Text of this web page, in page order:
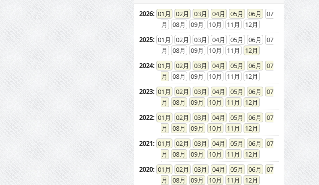
2026: 01 02 03 04 05 06
07
08
09 10 11
12
2025: 01 02 03 04 05 06
07
08
09 10 11
12
2024: 01 02 03 04 05 06
07
08
09 10 11
12
2023: 01 02 03 04 05 06
07
08
09 10 11
12
2022: 01 02 03 04 05 06
07
08
09 10 11
12
2021: 01 02 03 04 05 06
07
08
09 10 11
12
2020: 01 02 03 04 05 06
07
08
09 10 11
12